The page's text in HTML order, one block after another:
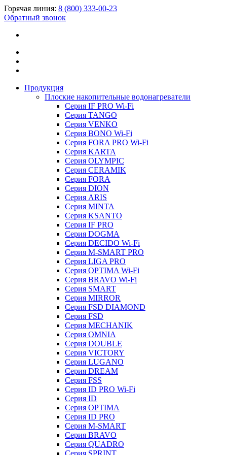
Горячая линия: 8 (800) 333-00-23
Обратный звонок
Продукция
Плоские накопительные водонагреватели
Серия IF PRO Wi-Fi
Серия TANGO
Серия VENKO
Серия BONO Wi-Fi
Серия FORA PRO Wi-Fi
Серия KARTA
Серия OLYMPIC
Серия CERAMIK
Серия FORA
Серия DION
Серия ARIS
Серия MINTA
Серия KSANTO
Серия IF PRO
Серия DOGMA
Серия DECIDO Wi-Fi
Серия M-SMART PRO
Серия LIGA PRO
Серия OPTIMA Wi-Fi
Серия BRAVO Wi-Fi
Серия SMART
Серия MIRROR
Серия FSD DIAMOND
Серия FSD
Серия MECHANIK
Серия OMNIA
Серия DOUBLE
Серия VICTORY
Серия LUGANO
Серия DREAM
Серия FSS
Серия ID PRO Wi-Fi
Серия ID
Серия OPTIMA
Серия ID PRO
Серия M-SMART
Серия BRAVO
Серия QUADRO
Серия SPRINT